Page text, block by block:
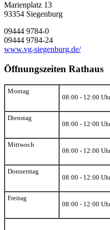
Marienplatz 13
93354 Siegenburg
09444 9784-0
09444 9784-24
www.vg-siegenburg.de/
Öffnungszeiten Rathaus
Montag
08:00 - 12:00
Dienstag
08:00 - 12:00
Mittwoch
08:00 - 12:00
Donnerstag
08:00 - 12:00
Freitag
08:00 - 12:00